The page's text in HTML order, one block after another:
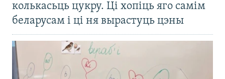
колькасьць цукру. Ці хопіць яго самім
беларусам і ці ня вырастуць цэны